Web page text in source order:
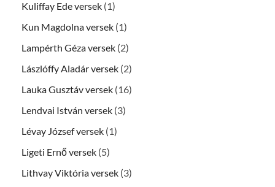
Kuliffay Ede versek (1)
Kun Magdolna versek (1)
Lampérth Géza versek (2)
Lászlóffy Aladár versek (2)
Lauka Gusztáv versek (16)
Lendvai István versek (3)
Lévay József versek (1)
Ligeti Ernő versek (5)
Lithvay Viktória versek (3)